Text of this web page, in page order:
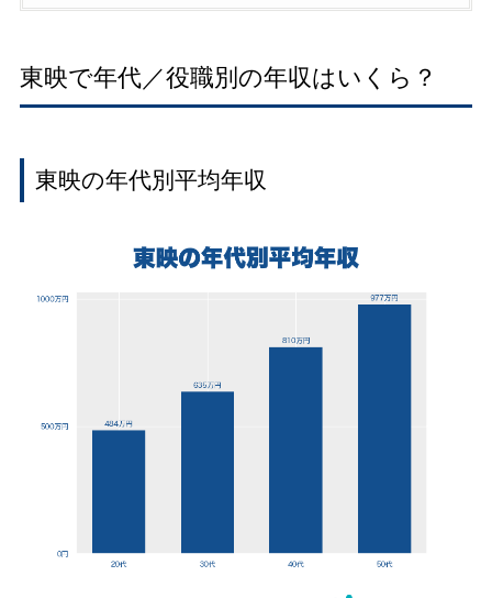
東映で年代／役職別の年収はいくら？
東映の年代別平均年収